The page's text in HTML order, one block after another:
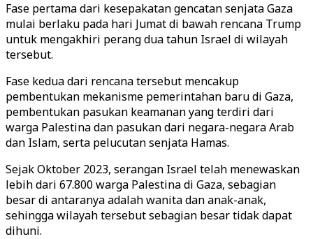
Fase pertama dari kesepakatan gencatan senjata Gaza
mulai berlaku pada hari Jumat di bawah rencana Trump
untuk mengakhiri perang dua tahun Israel di wilayah
tersebut.
Fase kedua dari rencana tersebut mencakup
pembentukan mekanisme pemerintahan baru di Gaza,
pembentukan pasukan keamanan yang terdiri dari
warga Palestina dan pasukan dari negara-negara Arab
dan Islam, serta pelucutan senjata Hamas.
Sejak Oktober 2023, serangan Israel telah menewaskan
lebih dari 67.800 warga Palestina di Gaza, sebagian
besar di antaranya adalah wanita dan anak-anak,
sehingga wilayah tersebut sebagian besar tidak dapat
dihuni.